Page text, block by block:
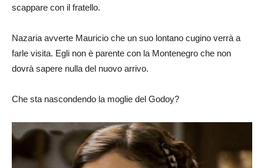
scappare con il fratello.
Nazaria avverte Mauricio che un suo lontano cugino verrà a
farle visita. Egli non è parente con la Montenegro che non
dovrà sapere nulla del nuovo arrivo.
Che sta nascondendo la moglie del Godoy?